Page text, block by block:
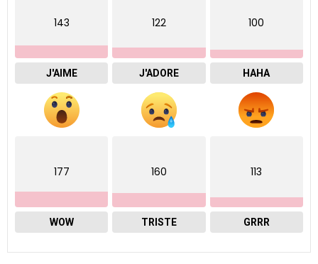
143
J'AIME
122
J'ADORE
100
HAHA
177
WOW
160
TRISTE
113
GRRR